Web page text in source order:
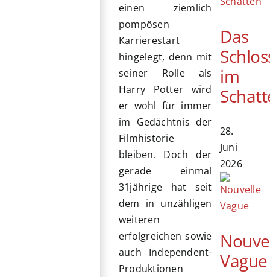
einen ziemlich
pompösen
Karrierestart
hingelegt, denn mit
seiner Rolle als
Harry Potter wird
er wohl für immer
im Gedächtnis der
Filmhistorie
bleiben. Doch der
gerade einmal
31jährige hat seit
dem in unzähligen
weiteren
erfolgreichen sowie
auch Independent-
Produktionen
Das
im
28.
Juni
2026
Vague